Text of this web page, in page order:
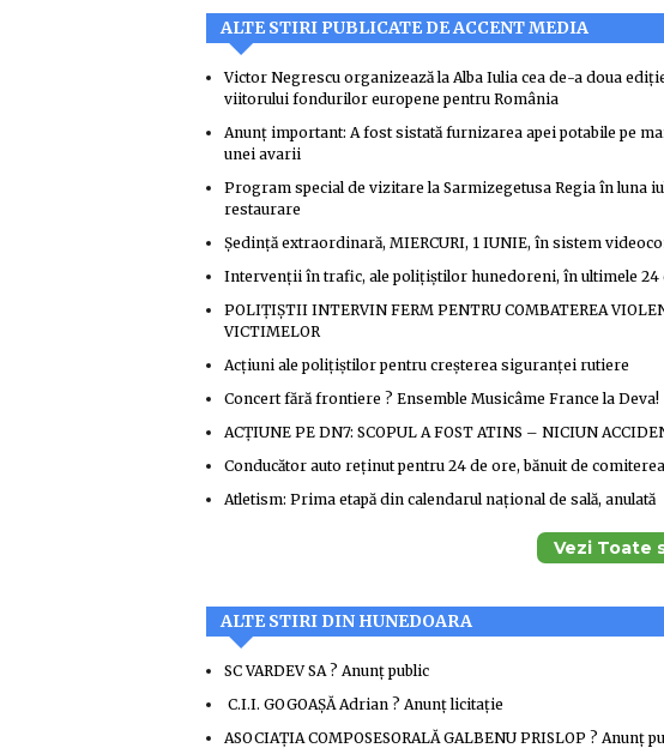
ALTE STIRI PUBLICATE DE ACCENT MEDIA
Victor Negrescu organizează la Alba Iulia cea de-a doua
viitorului fondurilor europene pentru România
Anunț important: A fost sistată furnizarea apei potabile pe
unei avarii
Program special de vizitare la Sarmizegetusa Regia în luna
restaurare
Şedință extraordinară, MIERCURI, 1 IUNIE, în sistem
Intervenţii în trafic, ale poliţiştilor hunedoreni, în ultimele 24
POLIȚIȘTII INTERVIN FERM PENTRU COMBATEREA
VICTIMELOR
Acțiuni ale polițiștilor pentru creșterea siguranței rutiere
Concert fără frontiere ? Ensemble Musicâme France la Deva!
ACȚIUNE PE DN7: SCOPUL A FOST ATINS – NICIUN
Conducător auto reținut pentru 24 de ore, bănuit de
Atletism: Prima etapă din calendarul național de sală, anulată
Vezi Toate
ALTE STIRI DIN HUNEDOARA
SC VARDEV SA ? Anunţ public
C.I.I. GOGOAŞĂ Adrian ? Anunţ licitaţie
ASOCIAȚIA COMPOSESORALĂ GALBENU PRISLOP ? Anunţ